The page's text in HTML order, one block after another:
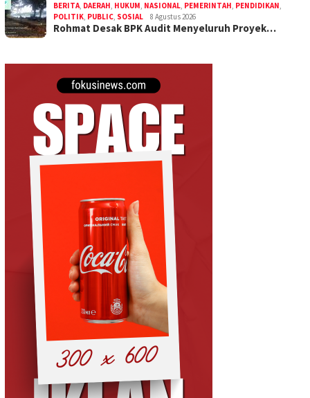
BERITA, DAERAH, HUKUM, NASIONAL, PEMERINTAH, PENDIDIKAN,
POLITIK, PUBLIC, SOSIAL 8 Agustus 2026
Rohmat Desak BPK Audit Menyeluruh Proyek…